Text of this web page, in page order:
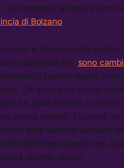
Al momento le regioni con
di Bolzano.
non è l’unica novità
approvata ieri, sono
positivi durerà
Chi invece ha avuto
e potrà tornare a uscire
senza sintomi. I contatti
dalle autorità sanitarie
dall’ultima esposizione,
il decimo giorno.